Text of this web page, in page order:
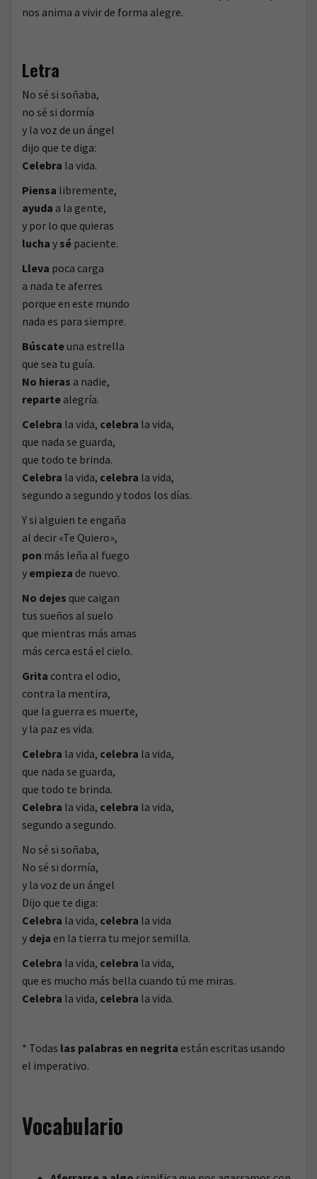
nos anima a vivir de forma alegre.
Letra
No sé si soñaba,
no sé si dormía
y la voz de un ángel
dijo que te diga:
Celebra la vida.
Piensa libremente,
ayuda a la gente,
y por lo que quieras
lucha y sé paciente.
Lleva poca carga
a nada te aferres
porque en este mundo
nada es para siempre.
Búscateuna estrella
que sea tu guía.
No hieras a nadie,
reparte alegría.
Celebra la vida, celebra la vida,
que nada se guarda,
que todo te brinda.
Celebra la vida, celebra la vida,
segundo a segundo y todos los días.
Y si alguien te engaña
al decir «Te Quiero»,
pon más leña al fuego
y empieza de nuevo.
No dejes que caigan
tus sueños al suelo
que mientras más amas
más cerca está el cielo.
Grita contra el odio,
contra la mentira,
que la guerra es muerte,
y la paz es vida.
Celebra la vida, celebra la vida,
que nada se guarda,
que todo te brinda.
Celebra la vida, celebra la vida,
segundo a segundo.
No sé si soñaba,
No sé si dormía,
y la voz de un ángel
Dijo que te diga:
Celebra la vida, celebra la vida
y deja en la tierra tu mejor semilla.
Celebra la vida, celebra la vida,
que es mucho más bella cuando tú me miras.
Celebra la vida, celebra la vida.
* Todas las palabras en negrita están escritas usando
el imperativo.
Vocabulario